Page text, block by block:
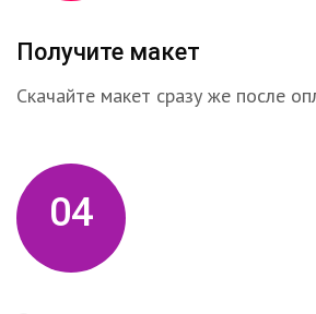
Получите макет
Скачайте макет сразу же после
04